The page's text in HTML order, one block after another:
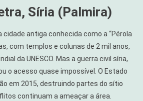
Síria (Palmira)
cidade antiga conhecida como a “Pérola
com templos e colunas de 2 mil anos,
da UNESCO. Mas a guerra civil síria,
o acesso quase impossível. O Estado
em 2015, destruindo partes do sítio
continuam a ameaçar a área.